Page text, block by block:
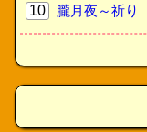
10
朧月夜～祈り